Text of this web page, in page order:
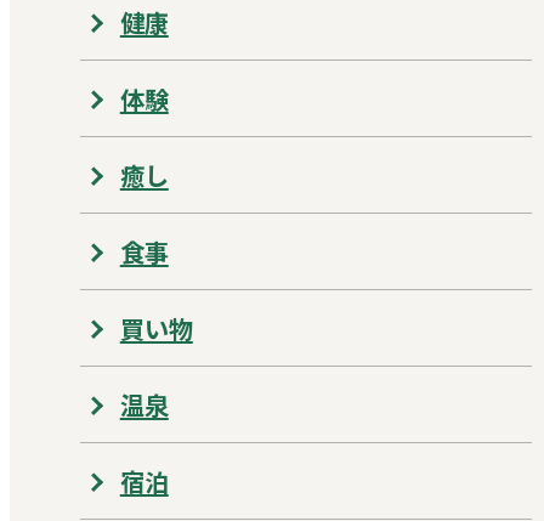
健康
体験
癒し
食事
買い物
温泉
宿泊